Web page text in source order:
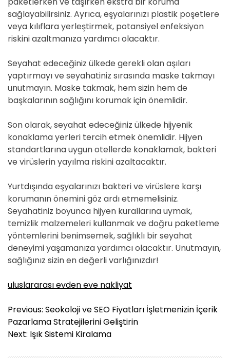
sağlayabilirsiniz. Ayrıca, eşyalarınızı plastik poşetlere
veya kılıflara yerleştirmek, potansiyel enfeksiyon
riskini azaltmanıza yardımcı olacaktır.
Seyahat edeceğiniz ülkede gerekli olan aşıları
yaptırmayı ve seyahatiniz sırasında maske takmayı
unutmayın. Maske takmak, hem sizin hem de
başkalarının sağlığını korumak için önemlidir.
Son olarak, seyahat edeceğiniz ülkede hijyenik
konaklama yerleri tercih etmek önemlidir. Hijyen
standartlarına uygun otellerde konaklamak, bakteri
ve virüslerin yayılma riskini azaltacaktır.
Yurtdışında eşyalarınızı bakteri ve virüslere karşı
korumanın önemini göz ardı etmemelisiniz.
Seyahatiniz boyunca hijyen kurallarına uymak,
temizlik malzemeleri kullanmak ve doğru paketleme
yöntemlerini benimsemek, sağlıklı bir seyahat
deneyimi yaşamanıza yardımcı olacaktır. Unutmayın,
sağlığınız sizin en değerli varlığınızdır!
uluslararası evden eve nakliyat
Y
a
z
Previous: Seokoloji ve SEO Fiyatları İşletmenizin İçerik
Pazarlama Stratejilerini Geliştirin
Next: Işık Sistemi Kiralama